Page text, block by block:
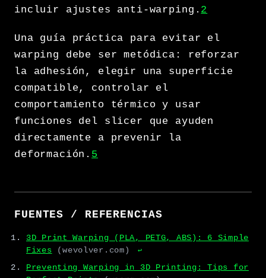
incluir ajustes anti-warping. 2
Una guía práctica para evitar el
warping debe ser metódica: reforzar
la adhesión, elegir una superficie
compatible, controlar el
comportamiento térmico y usar
funciones del slicer que ayuden
directamente a prevenir la
deformación. 5
FUENTES / REFERENCIAS
3D Print Warping (PLA, PETG, ABS): 6 Simple
Fixes
(wevolver.com) ↩
Preventing Warping in 3D Printing: Tips for